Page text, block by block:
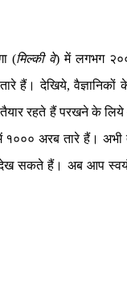
(मिल्की वे)में लगभग
हैं। देखिये,
रहते हैं परखने के लिये
१००० अरब तारे हैं।
देख सकते हैं। अब आप